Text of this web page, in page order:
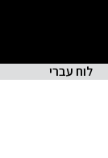
לוח עברי